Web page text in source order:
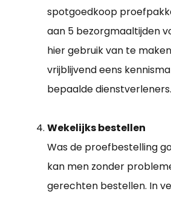
spotgoedkoop
aan 5 bezorgmaaltijden
hier gebruik van te
vrijblijvend eens
bepaalde dienstverleners.
Wekelijks bestellen
Was de proefbestelling
kan men zonder
gerechten bestellen. In